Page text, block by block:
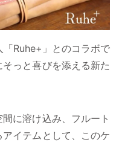
Ruhe+」とのコラボで
っと喜びを添える新た
に溶け込み、フルート
イテムとして、このケ